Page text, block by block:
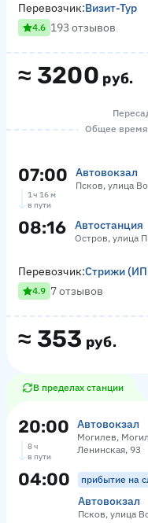
≈ 3200 руб.
Перевозчик:Визит-Тур
4.6 193 отзывов
Общее время
07:00 Автовокзал
Псков, улица
1 ч 16 м
в пути
08:16 Автостанция
Остров, улица
≈ 353 руб.
Перевозчик:Стрижи
4.9 7 отзывов
В пределах станции
20:00 Автовокзал
Могилев,
Ленинская, 93
8 ч
в пути
04:00 прибытие на
Автовокзал
Псков, улица